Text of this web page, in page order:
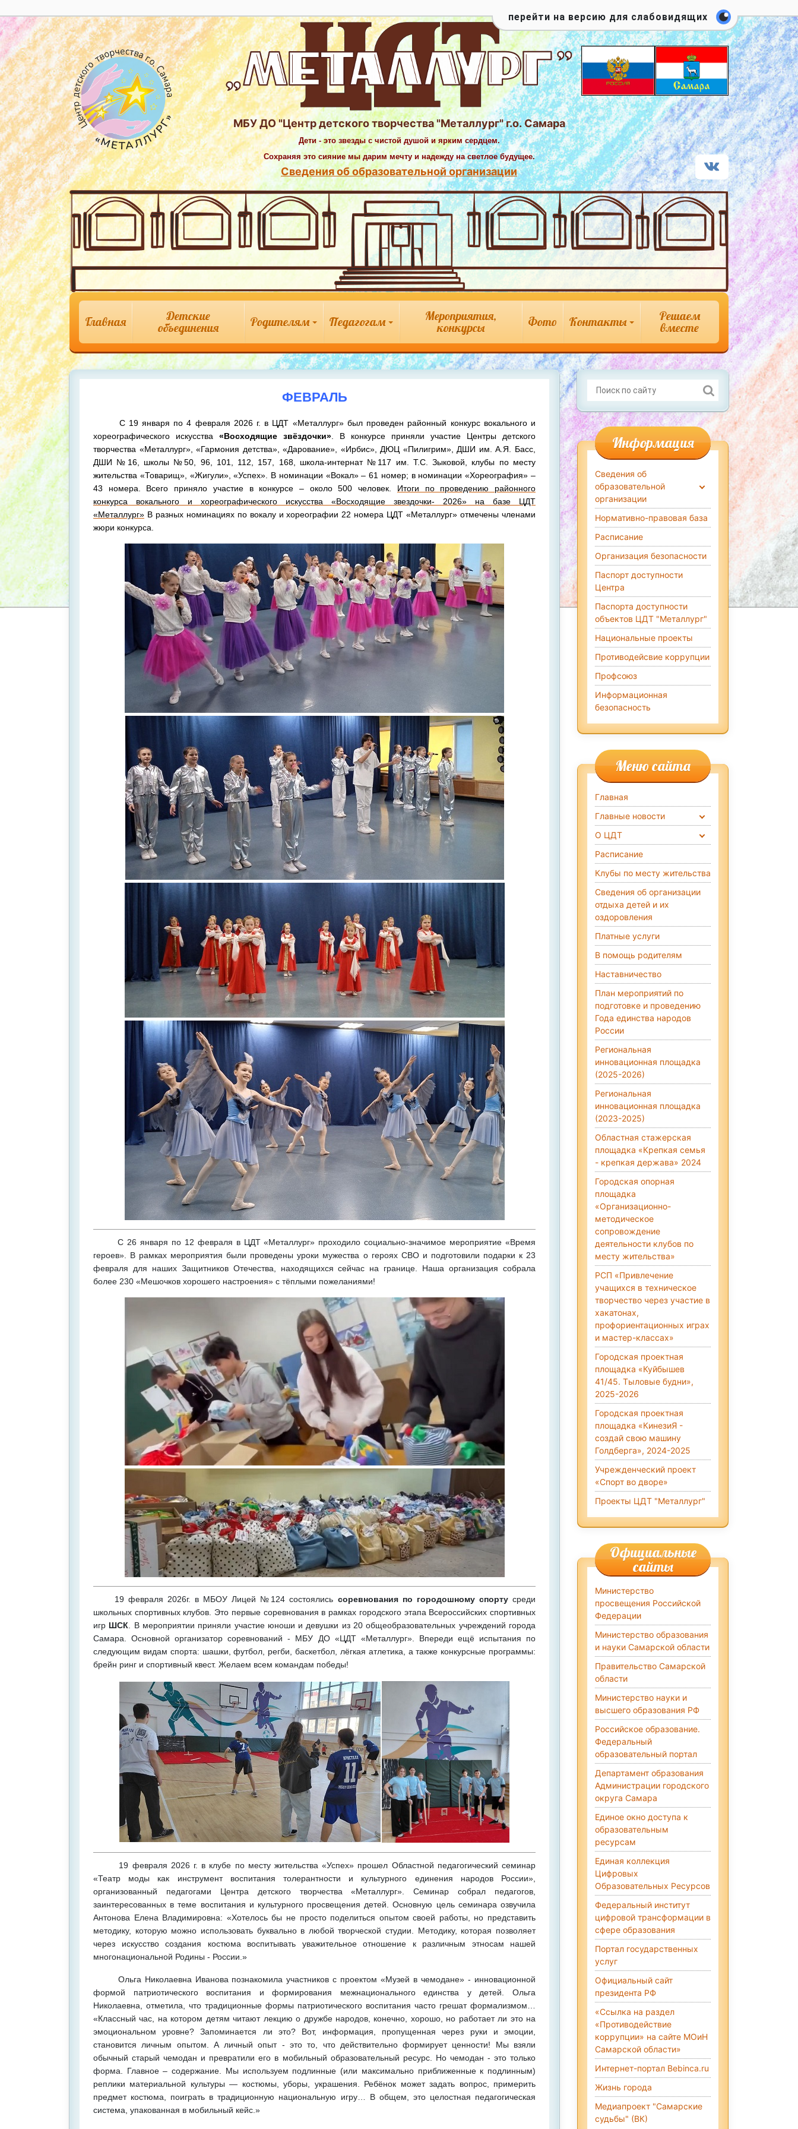
перейти на версию для слабовидящих
МБУ ДО "Центр детского творчества "Металлург" г.о. Самара
Дети - это звезды с чистой душой и ярким сердцем.
Сохраняя это сияние мы дарим мечту и надежду на светлое будущее.
Сведения об образовательной организации
Главная
Детские
объединения
Родителям Педагогам
Мероприятия,
конкурсы
Фото Контакты
Решаем
вместе
ФЕВРАЛЬ
С 19 января по 4 февраля 2026 г. в ЦДТ «Металлург» был проведен районный конкурс вокального и
хореографического искусства «Восходящие звёздочки» . В конкурсе приняли участие Центры детского
творчества «Металлург», «Гармония детства», «Дарование», «Ирбис», ДЮЦ «Пилигрим», ДШИ им. А.Я. Басс,
ДШИ №16, школы №50, 96, 101, 112, 157, 168, школа-интернат №117 им. Т.С. Зыковой, клубы по месту
жительства «Товарищ», «Жигули», «Успех». В номинации «Вокал» – 61 номер; в номинации «Хореография» –
43 номера. Всего приняло участие в конкурсе – около 500 человек. Итоги по проведению районного
конкурса вокального и хореографического искусства «Восходящие звездочки- 2026» на базе ЦДТ
«Металлург» В разных номинациях по вокалу и хореографии 22 номера ЦДТ «Металлург» отмечены членами
жюри конкурса.
С 26 января по 12 февраля в ЦДТ «Металлург» проходило социально-значимое мероприятие «Время
героев». В рамках мероприятия были проведены уроки мужества о героях СВО и подготовили подарки к 23
февраля для наших Защитников Отечества, находящихся сейчас на границе. Наша организация собрала
более 230 «Мешочков хорошего настроения» с тёплыми пожеланиями!
19 февраля 2026г. в МБОУ Лицей №124 состоялись соревнования по городошному спортусреди
школьных спортивных клубов. Это первые соревнования в рамках городского этапа Всероссийских спортивных
игр ШСК . В мероприятии приняли участие юноши и девушки из 20 общеобразовательных учреждений города
Самара. Основной организатор соревнований - МБУ ДО «ЦДТ «Металлург». Впереди ещё испытания по
следующим видам спорта: шашки, футбол, регби, баскетбол, лёгкая атлетика, а также конкурсные программы:
брейн ринг и спортивный квест. Желаем всем командам победы!
19 февраля 2026 г. в клубе по месту жительства «Успех» прошел Областной педагогический семинар
«Театр моды как инструмент воспитания толерантности и культурного единения народов России»,
организованный педагогами Центра детского творчества «Металлург». Семинар собрал педагогов,
заинтересованных в теме воспитания и культурного просвещения детей. Основную цель семинара озвучила
Антонова Елена Владимировна: «Хотелось бы не просто поделиться опытом своей работы, но представить
методику, которую можно использовать буквально в любой творческой студии. Методику, которая позволяет
через искусство создания костюма воспитывать уважительное отношение к различным этносам нашей
многонациональной Родины - России.»
Ольга Николаевна Иванова познакомила участников с проектом «Музей в чемодане» - инновационной
формой патриотического воспитания и формирования межнационального единства у детей. Ольга
Николаевна, отметила, что традиционные формы патриотического воспитания часто грешат формализмом…
«Классный час, на котором детям читают лекцию о дружбе народов, конечно, хорошо, но работает ли это на
эмоциональном уровне? Запоминается ли это? Вот, информация, пропущенная через руки и эмоции,
становится личным опытом. А личный опыт - это то, что действительно формирует ценности! Мы взяли
обычный старый чемодан и превратили его в мобильный образовательный ресурс. Но чемодан - это только
форма. Главное – содержание. Мы используем подлинные (или максимально приближенные к подлинным)
реплики материальной культуры — костюмы, уборы, украшения. Ребёнок может задать вопрос, примерить
предмет костюма, поиграть в традиционную национальную игру… В общем, это целостная педагогическая
система, упакованная в мобильный кейс.»
Информация
Сведения об
образовательной
организации
Нормативно-правовая база
Расписание
Организация безопасности
Паспорт доступности
Центра
Паспорта доступности
объектов ЦДТ "Металлург"
Национальные проекты
Противодейсвие коррупции
Профсоюз
Информационная
безопасность
Меню сайта
Главная
Главные новости
О ЦДТ
Расписание
Клубы по месту жительства
Сведения об организации
отдыха детей и их
оздоровления
Платные услуги
В помощь родителям
Наставничество
План мероприятий по
подготовке и проведению
Года единства народов
России
Региональная
инновационная площадка
(2025-2026)
Региональная
инновационная площадка
(2023-2025)
Областная стажерская
площадка «Крепкая семья
- крепкая держава» 2024
Городская опорная
площадка
«Организационно-
методическое
сопровождение
деятельности клубов по
месту жительства»
РСП «Привлечение
учащихся в техническое
творчество через участие в
хакатонах,
профориентационных играх
и мастер-классах»
Городская проектная
площадка «Куйбышев
41/45. Тыловые будни»,
2025-2026
Городская проектная
площадка «КинезиЯ -
создай свою машину
Голдберга», 2024-2025
Учрежденческий проект
«Спорт во дворе»
Проекты ЦДТ "Металлург"
Официальные
сайты
Министерство
просвещения Российской
Федерации
Министерство образования
и науки Самарской области
Правительство Самарской
области
Министерство науки и
высшего образования РФ
Российское образование.
Федеральный
образовательный портал
Департамент образования
Администрации городского
округа Самара
Единое окно доступа к
образовательным
ресурсам
Единая коллекция
Цифровых
Образовательных Ресурсов
Федеральный институт
цифровой трансформации в
сфере образования
Портал государственных
услуг
Официальный сайт
президента РФ
«Ссылка на раздел
«Противодействие
коррупции» на сайте МОиН
Самарской области»
Интернет-портал Bebinca.ru
Жизнь города
Медиапроект "Самарские
судьбы" (ВК)